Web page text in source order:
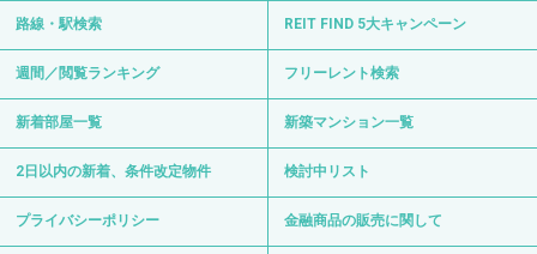
路線・駅検索 REIT FIND 5大キャンペーン
週間／閲覧ランキング フリーレント検索
新着部屋一覧 新築マンション一覧
2日以内の新着、条件改定物件 検討中リスト
プライバシーポリシー 金融商品の販売に関して